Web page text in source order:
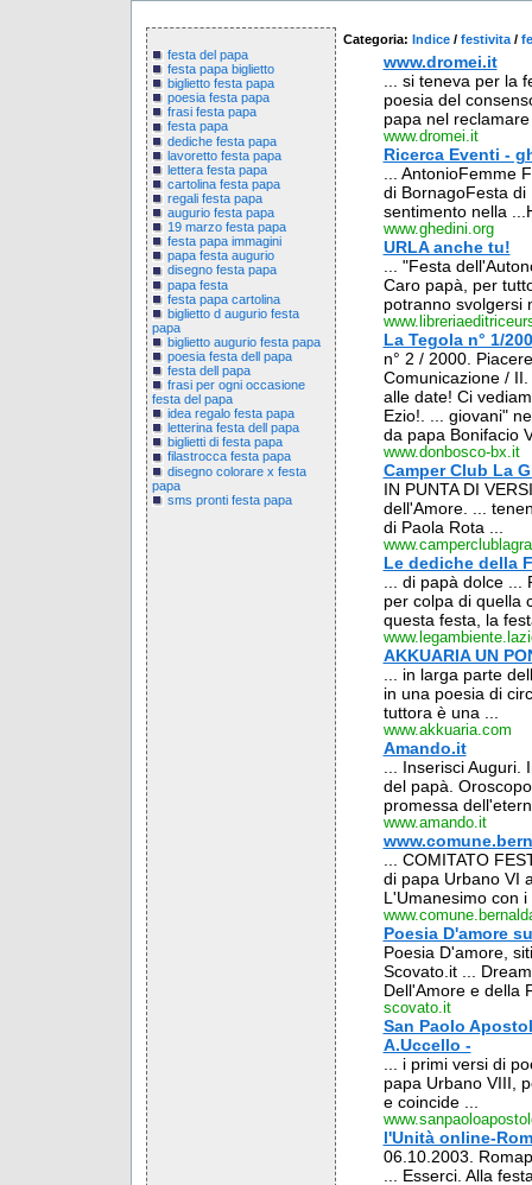
festa del papa
festa papa biglietto
biglietto festa papa
poesia festa papa
frasi festa papa
festa papa
dediche festa papa
lavoretto festa papa
lettera festa papa
cartolina festa papa
regali festa papa
augurio festa papa
19 marzo festa papa
festa papa immagini
papa festa augurio
disegno festa papa
papa festa
festa papa cartolina
biglietto d augurio festa
papa
biglietto augurio festa papa
poesia festa dell papa
festa dell papa
frasi per ogni occasione
festa del papa
idea regalo festa papa
letterina festa dell papa
biglietti di festa papa
filastrocca festa papa
disegno colorare x festa
papa
sms pronti festa papa
Categoria: Indice / festivita /
www.dromei.it
... si teneva per la
poesia del
papa nel
www.dromei.it
Ricerca Eventi -
... AntonioFemme
di BornagoFesta di
sentimento nella
www.ghedini.org
URLA anche tu!
... "Festa
Caro papà, per
potranno svolgersi
La Tegola n° 1/
n° 2 / 2000.
Comunicazione /
alle date! Ci
Ezio!. ... giovani"
da papa Bonifacio
www.donbosco-bx.it
Camper Club La
IN PUNTA DI
dell'Amore. ...
di Paola Rota ...
Le dediche della
... di papà dolce
per colpa di quella
questa festa, la
AKKUARIA UN
... in larga parte
in una poesia di
tuttora è una ...
www.akkuaria.com
Amando.it
... Inserisci
del papà.
promessa
www.amando.it
... COMITATO
di papa Urbano VI
L'Umanesimo con i
Poesia D'amore
Poesia D'amore,
Scovato.it ...
Dell'Amore e della
scovato.it
San Paolo
A.Uccello -
... i primi versi di
papa Urbano VIII,
e coincide ...
l'Unità online-
06.10.2003.
... Esserci. Alla